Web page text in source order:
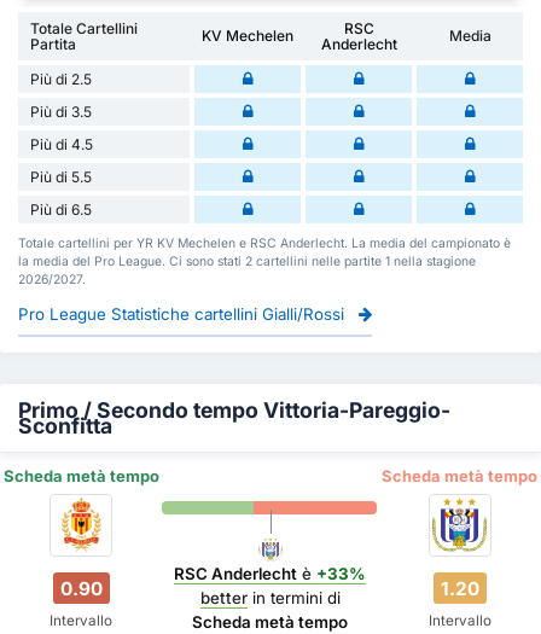
Totale Cartellini
Partita
KV Mechelen
RSC
Anderlecht
Media
Più di 2.5
Più di 3.5
Più di 4.5
Più di 5.5
Più di 6.5
Totale cartellini per YR KV Mechelen e RSC Anderlecht. La media del campionato è
la media del Pro League. Ci sono stati 2 cartellini nelle partite 1 nella stagione
2026/2027.
Pro League Statistiche cartellini Gialli/Rossi
Primo / Secondo tempo Vittoria-Pareggio-
Sconfitta
Scheda metà tempo Scheda metà tempo
0.90
Intervallo
RSC Anderlecht è +33%
betterin termini di
Scheda metà tempo
1.20
Intervallo